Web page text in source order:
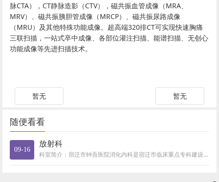
脉CTA），CT静脉造影（CTV），磁共振血管成像（MRA、
MRV）、磁共振胰胆管成像（MRCP）、磁共振尿路成像
（MRU）及其他特殊功能成像。超高端320排CT可实现快速胸痛
三联扫描，一站式卒中成像、各部位灌注扫描、能谱扫描、无创心
功能成像等先进扫描技术。
暂无 暂无
随便看看
09-16
放射科
科室简介：宿迁市钟吾医院消化内科是宿迁市临床重点专科建设单位，下设消化内科门诊、消化内科病房、消化内镜中心；病房核定床位...